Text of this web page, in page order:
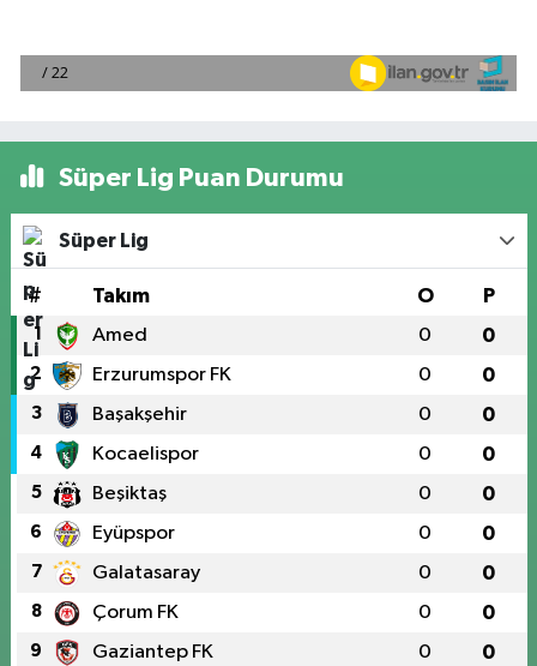
Süper Lig Puan Durumu
Süper Lig
# Takım O P
1 Amed 0 0
2 Erzurumspor FK 0 0
3 Başakşehir 0 0
4 Kocaelispor 0 0
5 Beşiktaş 0 0
6 Eyüpspor 0 0
7 Galatasaray 0 0
8 Çorum FK 0 0
9 Gaziantep FK 0 0